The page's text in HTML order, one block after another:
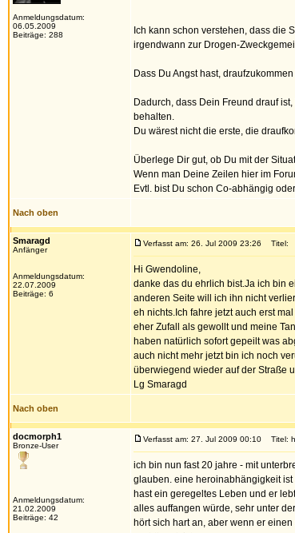
Anmeldungsdatum:
06.05.2009
Beiträge: 288
Ich kann schon verstehen, dass die
irgendwann zur Drogen-
Dass Du Angst hast,
Dadurch, dass Dein Freund drauf
behalten.
Du wärest nicht die erste, die
Überlege Dir gut, ob Du mit der
Wenn man Deine Zeilen hier im
Evtl. bist Du schon Co-abhängig
Nach oben
Smaragd
Anfänger
Anmeldungsdatum:
22.07.2009
Beiträge: 6
Verfasst am: 26. Jul 2009 23:26 Titel:
Hi Gwendoline,
danke das du ehrlich bist.Ja ich bin
anderen Seite will ich ihn nicht
eh nichts.Ich fahre jetzt auch erst
eher Zufall als gewollt und meine
haben natürlich sofort gepeilt was
auch nicht mehr jetzt bin ich noch
überwiegend wieder auf der Straße
Lg Smaragd
Nach oben
docmorph1
Bronze-User
Anmeldungsdatum:
21.02.2009
Beiträge: 42
Verfasst am: 27. Jul 2009 00:10 Titel:
ich bin nun fast 20 jahre - mit
glauben. eine heroinabhängigkeit
hast ein geregeltes Leben und er
alles auffangen würde, sehr unter
hört sich hart an, aber wenn er